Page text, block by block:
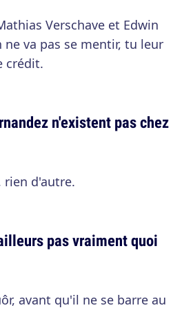
Verschave et Edwin
va pas se mentir, tu leur
crédit.
n'existent pas chez
rien d'autre.
pas vraiment quoi
avant qu'il ne se barre au